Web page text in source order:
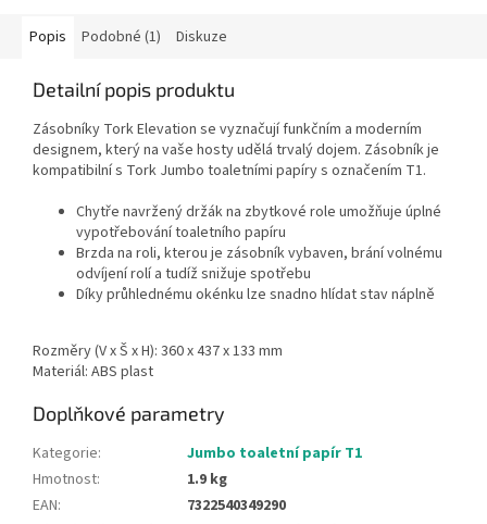
Popis Podobné (1) Diskuze
Detailní popis produktu
Zásobníky Tork Elevation se vyznačují funkčním a moderním
designem, který na vaše hosty udělá trvalý dojem. Zásobník je
kompatibilní s Tork Jumbo toaletními papíry s označením T1.
Chytře navržený držák na zbytkové role umožňuje úplné
vypotřebování toaletního papíru
Brzda na roli, kterou je zásobník vybaven, brání volnému
odvíjení rolí a tudíž snižuje spotřebu
Díky průhlednému okénku lze snadno hlídat stav náplně
Rozměry (V x Š x H): 360 x 437 x 133 mm
Materiál: ABS plast
Doplňkové parametry
Kategorie:
Jumbo toaletní papír T1
Hmotnost:
1.9 kg
EAN:
7322540349290